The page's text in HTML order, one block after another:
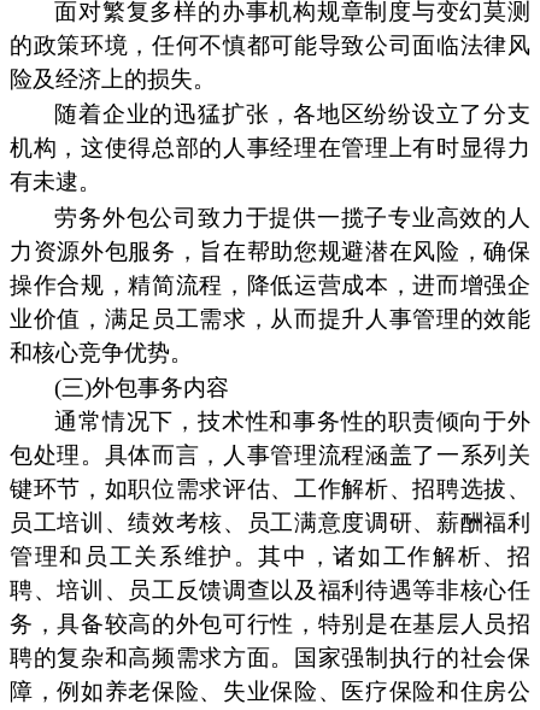
面对繁复多样的办事机构规章制度与变幻莫测
的政策环境，任何不慎都可能导致公司面临法律风
险及经济上的损失。
随着企业的迅猛扩张，各地区纷纷设立了分支
机构，这使得总部的人事经理在管理上有时显得力
有未逮。
劳务外包公司致力于提供一揽子专业高效的人
力资源外包服务，旨在帮助您规避潜在风险，确保
操作合规，精简流程，降低运营成本，进而增强企
业价值，满足员工需求，从而提升人事管理的效能
和核心竞争优势。
(三)外包事务内容
通常情况下，技术性和事务性的职责倾向于外
包处理。具体而言，人事管理流程涵盖了一系列关
键环节，如职位需求评估、工作解析、招聘选拔、
员工培训、绩效考核、员工满意度调研、薪酬福利
管理和员工关系维护。其中，诸如工作解析、招
聘、培训、员工反馈调查以及福利待遇等非核心任
务，具备较高的外包可行性，特别是在基层人员招
聘的复杂和高频需求方面。国家强制执行的社会保
障，例如养老保险、失业保险、医疗保险和住房公